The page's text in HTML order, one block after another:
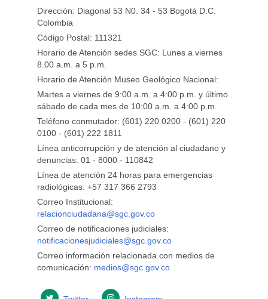
Dirección: Diagonal 53 N0. 34 - 53 Bogotá D.C.
Colombia
Código Postal: 111321
Horario de Atención sedes SGC: Lunes a viernes
8.00 a.m. a 5 p.m.
Horario de Atención Museo Geológico Nacional:
Martes a viernes de 9:00 a.m. a 4:00 p.m. y último
sábado de cada mes de 10:00 a.m. a 4:00 p.m.
Teléfono conmutador: (601) 220 0200 - (601) 220
0100 - (601) 222 1811
Línea anticorrupción y de atención al ciudadano y
denuncias: 01 - 8000 - 110842
Línea de atención 24 horas para emergencias
radiológicas: +57 ​317 366 2793
Correo Institucional:
relacionciudadana@sgc.gov.co
Correo de notificaciones judiciales:
notificacionesjudiciales@sgc.gov.co
Correo información relacionada con medios de
comunicación: medios@sgc.gov.co